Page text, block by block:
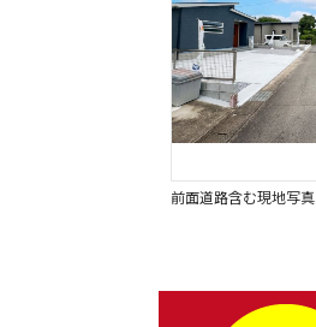
前面道路含む現地写真